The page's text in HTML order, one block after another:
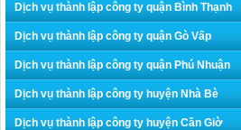
Dịch vụ thành lập công ty quận Bình Thạnh
Dịch vụ thành lập công ty quận Gò Vấp
Dịch vụ thành lập công ty quận Phú Nhuận
Dịch vụ thành lập công ty huyện Nhà Bè
Dịch vụ thành lập công ty huyện Cần Giờ